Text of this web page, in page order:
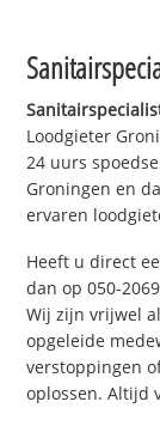
Loodgieter
24 uurs
Groningen en
ervaren
Heeft u direct
dan op 050-
Wij zijn vrijwel
opgeleide
verstoppingen
oplossen. Altijd